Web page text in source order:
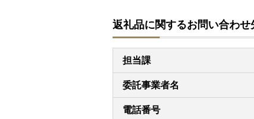
返礼品に関するお問い合わせ
担当課
委託事業者名
電話番号